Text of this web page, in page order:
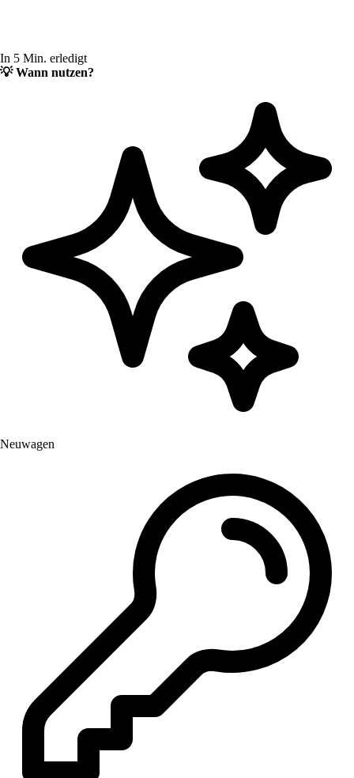
In 5 Min. erledigt
💡Wann nutzen?
Neuwagen